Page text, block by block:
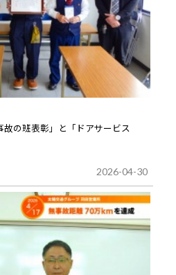
故の班表彰」と「ドアサービス
2026-04-30